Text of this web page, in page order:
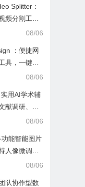
Splitter：
频分割工
高清视频且
08/06
：便捷网
具，一键户
色布景助力
08/06
用AI学术辅
献调研、论
业研究工作
08/06
能智能图片
人像微调、
隐私防护08/06
队协作型数